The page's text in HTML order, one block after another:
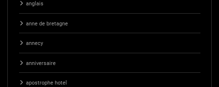
anglais
anne de bretagne
annecy
anniversaire
apostrophe hotel